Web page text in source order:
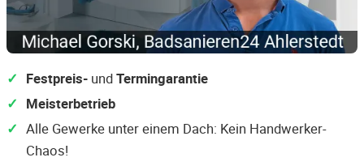
Festpreis- undTermingarantie
Meisterbetrieb
Alle Gewerke unter einem Dach: Kein Handwerker-
Chaos!